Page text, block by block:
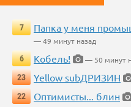
7 Папка у меня
— 49 минут назад
6
Кобель!
— 50 минут
23
Yellow subДРИЗИН
22
Оптимисты... блин